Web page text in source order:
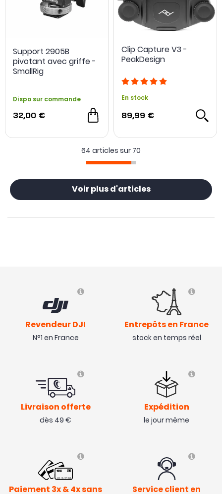
Support 2905B
pivotant avec griffe -
SmallRig
Dispo sur commande
32,00 €
Clip Capture V3 -
PeakDesign
En stock
89,99 €
64 articles sur 70
Voir plus d'articles
Revendeur DJI
N°1 en France
Entrepôts en France
stock en temps réel
Livraison offerte
dès 49 €
Expédition
le jour même
Paiement 3x & 4x sans Service client en